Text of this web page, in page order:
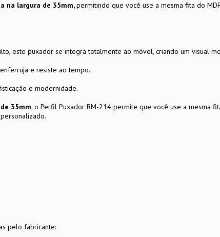
na largura de 35mm,permitindo que você use a mesma fita do
este puxador se integra totalmente ao móvel, criando um visual
e resiste ao tempo.
e modernidade.
35mm, o Perfil Puxador RM-214 permite que você use a mesma
pelo fabricante: